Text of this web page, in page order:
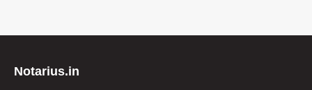
Notarius.in